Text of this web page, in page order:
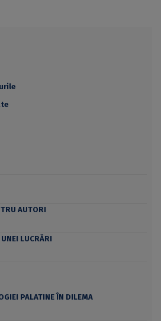
AUTORI
LUCRĂRI
PALATINE ÎN DILEMA